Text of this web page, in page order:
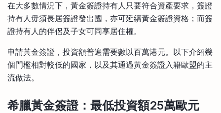
在大多數情況下，黃金簽證持有人只要符合資產要求，簽證
持有人毋須長居簽證發出國，亦可延續黃金簽證資格；而簽
證持有人的伴侶及子女可同享居住權。
申請黃金簽證，投資額普遍需要數以百萬港元。以下介紹幾
個門檻相對較低的國家，以及其通過黃金簽證入籍歐盟的主
流做法。
希臘黃金簽證：最低投資額25萬歐元